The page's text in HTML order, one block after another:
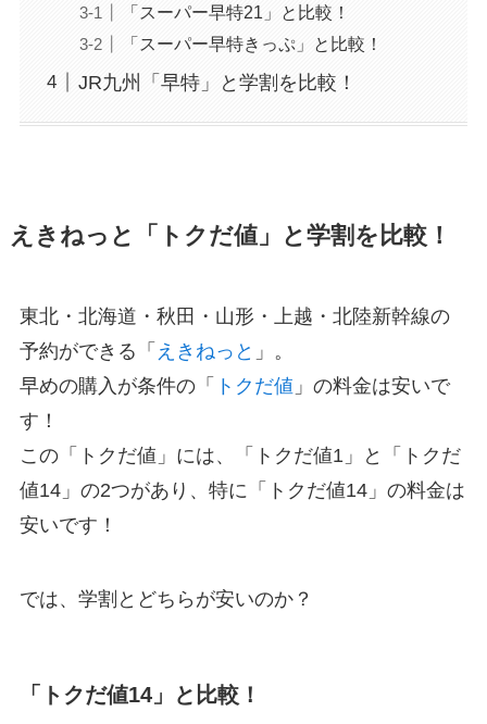
「スーパー早特21」と比較！
「スーパー早特きっぷ」と比較！
JR九州「早特」と学割を比較！
えきねっと「トクだ値」と学割を比較！
東北・北海道・秋田・山形・上越・北陸新幹線の
予約ができる「 えきねっと 」。
早めの購入が条件の「 トクだ値 」の料金は安いで
す！
この「トクだ値」には、「トクだ値1」と「トクだ
値14」の2つがあり、特に「トクだ値14」の料金は
安いです！
では、学割とどちらが安いのか？
「トクだ値14」と比較！